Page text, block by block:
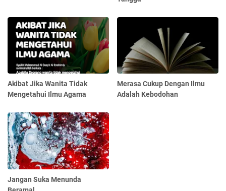
Akibat Jika Wanita Tidak
Mengetahui Ilmu Agama
Merasa Cukup Dengan Ilmu
Adalah Kebodohan
Jangan Suka Menunda